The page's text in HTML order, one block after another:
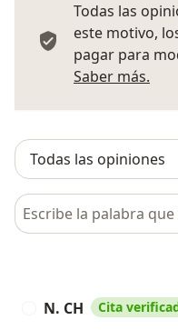
Todas las
este motivo,
pagar para
Saber más.
Busca en opiniones
N. CH Cita